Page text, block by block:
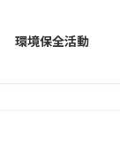
環境保全活動